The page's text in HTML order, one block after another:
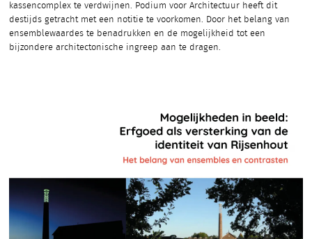
kassencomplex te verdwijnen. Podium voor Architectuur heeft dit
destijds getracht met een notitie te voorkomen. Door het belang van
ensemblewaardes te benadrukken en de mogelijkheid tot een
bijzondere architectonische ingreep aan te dragen.